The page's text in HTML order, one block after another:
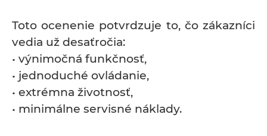
Toto ocenenie potvrdzuje to, čo zákazníci
vedia už desaťročia:
• výnimočná funkčnosť,
• jednoduché ovládanie,
• extrémna životnosť,
• minimálne servisné náklady.